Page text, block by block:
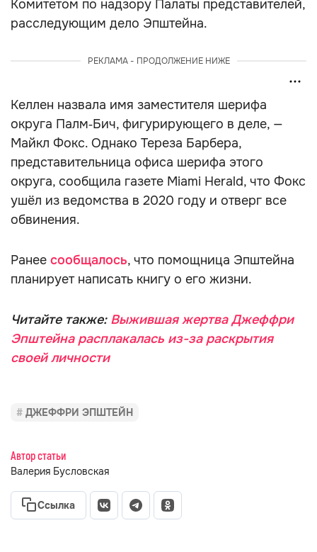
Комитетом по надзору Палаты представителей,
расследующим дело Эпштейна.
РЕКЛАМА - ПРОДОЛЖЕНИЕ НИЖЕ
Келлен назвала имя заместителя шерифа
округа Палм‑Бич, фигурирующего в деле, —
Майкл Фокс. Однако Тереза Барбера,
представительница офиса шерифа этого
округа, сообщила газете Miami Herald, что Фокс
ушёл из ведомства в 2020 году и отверг все
обвинения.
Ранее сообщалось, что помощница Эпштейна
планирует написать книгу о его жизни.
Читайте также:Выжившая жертва Джеффри
Эпштейна расплакалась из-за раскрытия
своей личности
ДЖЕФФРИ ЭПШТЕЙН
Автор статьи
Валерия Бусловская
Ссылка